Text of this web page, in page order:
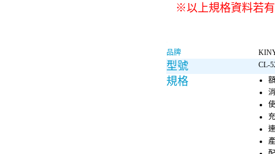
※以上規格資料若
品牌
型號 CL-
規格